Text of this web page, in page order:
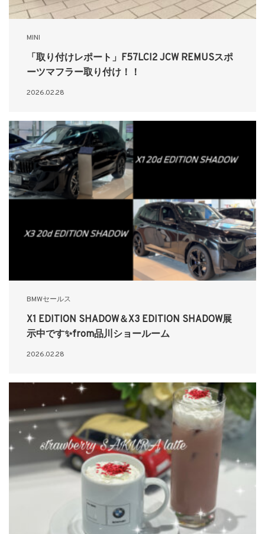
MINI
「取り付けレポート」F57LCI2 JCW REMUSスポ
ーツマフラー取り付け！！
2026.02.28
BMWセールス
X1 EDITION SHADOW＆X3 EDITION SHADOW展
示中です✨from品川ショールーム
2026.02.28